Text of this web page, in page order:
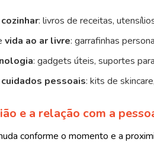
cozinhar: livros de receitas,
vida ao ar livre: garrafinhas
: gadgets úteis, suportes
cuidados pessoais: kits de
e a relação com a
conforme o momento e a